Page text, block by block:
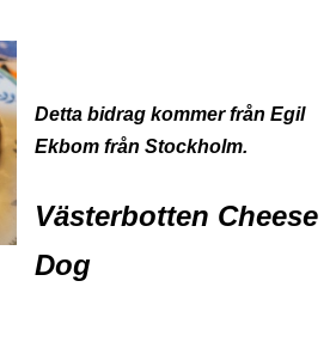
Detta bidrag kommer från Egil
Ekbom från Stockholm.
Västerbotten Cheese
Dog